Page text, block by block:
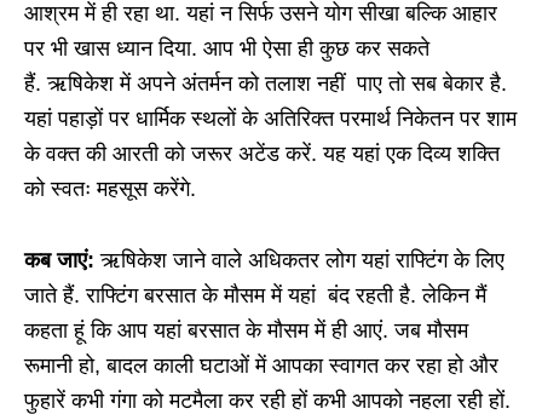
आश्रम में ही रहा था. यहां न सिर्फ उसने योग सीखा बल्कि आहार
पर भी खास ध्यान दिया. आप भी ऐसा ही कुछ कर सकते
हैं. ऋषिकेश में अपने अंतर्मन को तलाश नहीं पाए तो सब बेकार है.
यहां पहाड़ों पर धार्मिक स्थलों के अतिरिक्त परमार्थ निकेतन पर शाम
के वक्त की आरती को जरूर अटेंड करें. यह यहां एक दिव्य शक्ति
को स्वतः महसूस करेंगे.
कब जाएं:ऋषिकेश जाने वाले अधिकतर लोग यहां राफ्टिंग के लिए
जाते हैं. राफ्टिंग बरसात के मौसम में यहां बंद रहती है. लेकिन मैं
कहता हूं कि आप यहां बरसात के मौसम में ही आएं. जब मौसम
रूमानी हो, बादल काली घटाओं में आपका स्वागत कर रहा हो और
फुहारें कभी गंगा को मटमैला कर रही हों कभी आपको नहला रही हों.